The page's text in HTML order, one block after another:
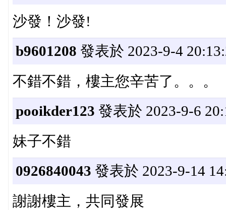
沙發！沙發!
b9601208 發表於 2023-9-4
不錯不錯，樓主您辛苦了。。。
pooikder123 發表於 2023-9-6
妹子不錯
0926840043 發表於 2023-9-14
謝謝樓主，共同發展